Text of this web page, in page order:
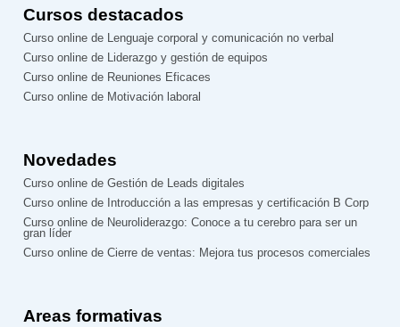
Cursos destacados
Curso online de Lenguaje corporal y comunicación no verbal
Curso online de Liderazgo y gestión de equipos
Curso online de Reuniones Eficaces
Curso online de Motivación laboral
Novedades
Curso online de Gestión de Leads digitales
Curso online de Introducción a las empresas y certificación B Corp
Curso online de Neuroliderazgo: Conoce a tu cerebro para ser un
gran líder
Curso online de Cierre de ventas: Mejora tus procesos comerciales
Areas formativas